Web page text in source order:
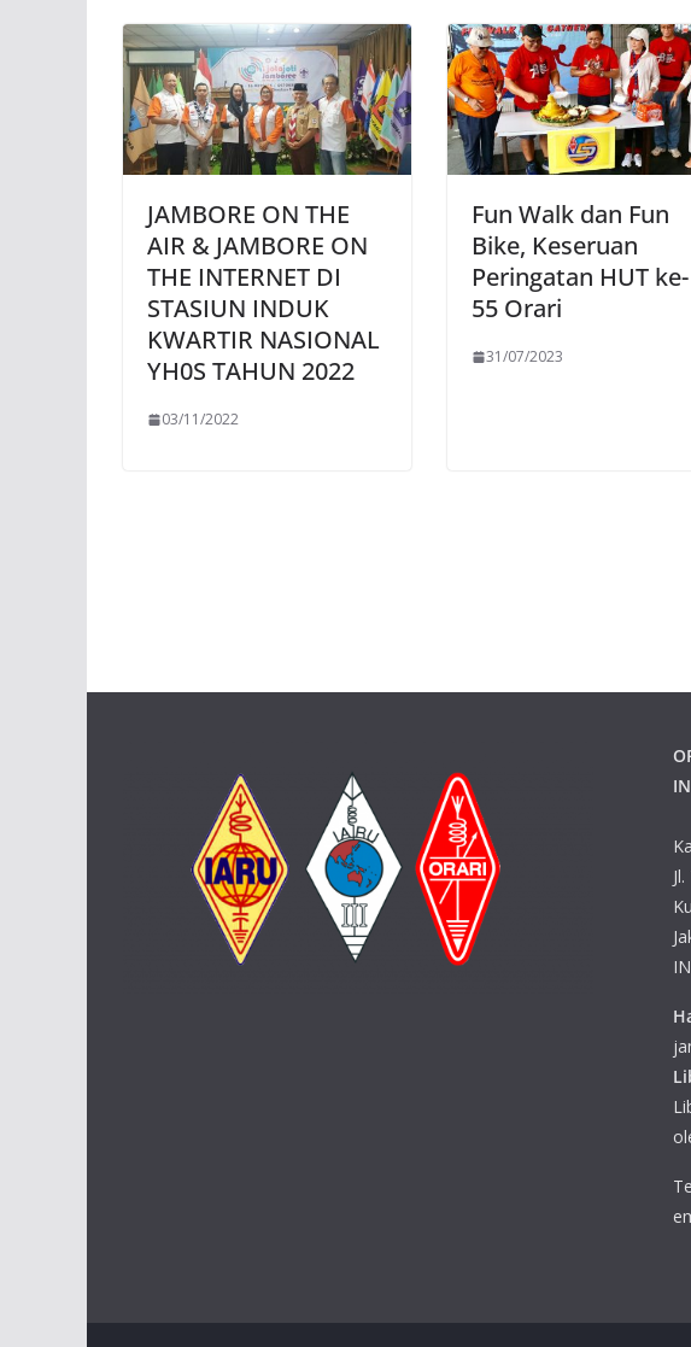
JAMBORE ON THE
AIR & JAMBORE ON
THE INTERNET DI
STASIUN INDUK
KWARTIR NASIONAL
YH0S TAHUN 2022
03/11/2022
Fun Walk dan Fun
Bike, Keseruan
Peringatan HUT ke-
55 Orari
31/07/2023